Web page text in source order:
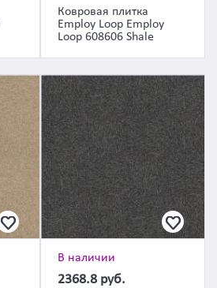
Ковровая плитка
Employ Loop Employ
Loop 608606 Shale
В наличии
2368.8 руб.